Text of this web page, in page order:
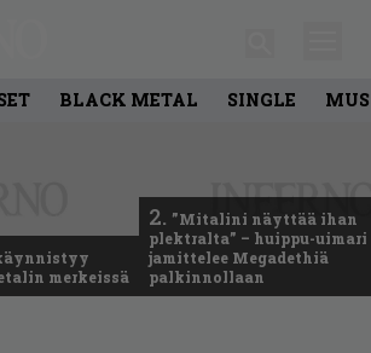
BLACK METAL SINGLE
merkeissä
2. ”Mitalini näyttää ihan
plektralta” – huippu-uimari
jamittelee Megadethiä
palkinnollaan